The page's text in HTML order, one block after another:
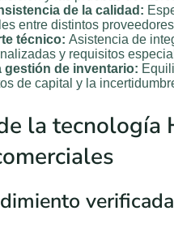
de la calidad:
entre distintos proveedores
técnico: Asistencia de
y requisitos
gestión de inventario:
de capital y la
la tecnología